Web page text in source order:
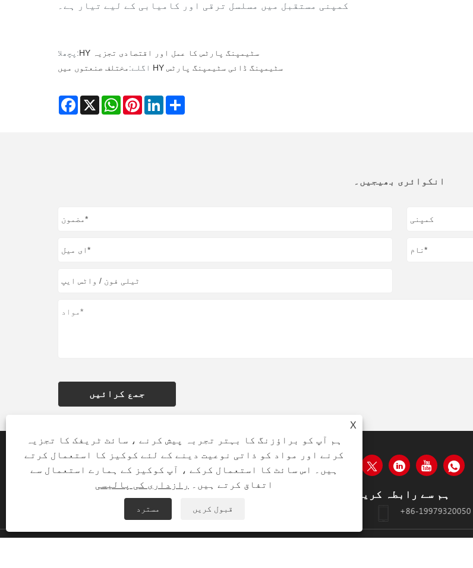
کمپنی مستقبل میں مسلسل ترقی اور کامیابی کے لیے تیار ہے۔
پچھلا:
HY سٹیمپنگ پارٹس کا عمل اور اقتصادی تجزیہ
اگلے:
مختلف صنعتوں میں HY سٹیمپنگ ڈائی سٹیمپنگ پارٹس
Facebook
X WhatsAppPinterestLinkedIn
انکوائری بھیجیں۔
جمع کرائیں
ہم سے رابطہ کریں۔
ٹونگ زونگ روڈ ، ٹونگن ضلع ، زیامین ، چین +86-19979320050
X
ہم آپ کو براؤزنگ کا بہتر تجربہ پیش کرنے ، سائٹ ٹریفک کا تجزیہ
کرنے اور مواد کو ذاتی نوعیت دینے کے لئے کوکیز کا استعمال کرتے
ہیں۔ اس سائٹ کا استعمال کرکے ، آپ کوکیز کے ہمارے استعمال سے
اتفاق کرتے ہیں۔
رازداری کی پالیسی
مسترد قبول کریں